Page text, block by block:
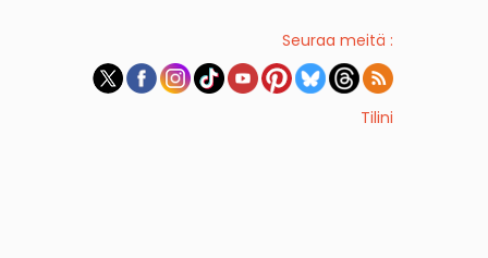
Seuraa meitä :
Tilini